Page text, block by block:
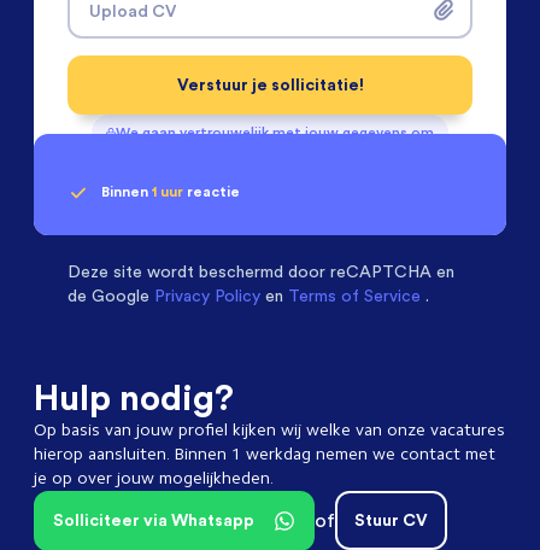
Upload CV
We gaan vertrouwelijk met jouw gegevens om
Verstuur je sollicitatie!
Binnen 1 uur reactie
Deze site wordt beschermd door reCAPTCHA en
de Google Privacy Policy en Terms of Service .
Hulp nodig?
Op basis van jouw profiel kijken wij welke van onze vacatures
hierop aansluiten. Binnen 1 werkdag nemen we contact met
je op over jouw mogelijkheden.
Stuur CV
of
Solliciteer via Whatsapp